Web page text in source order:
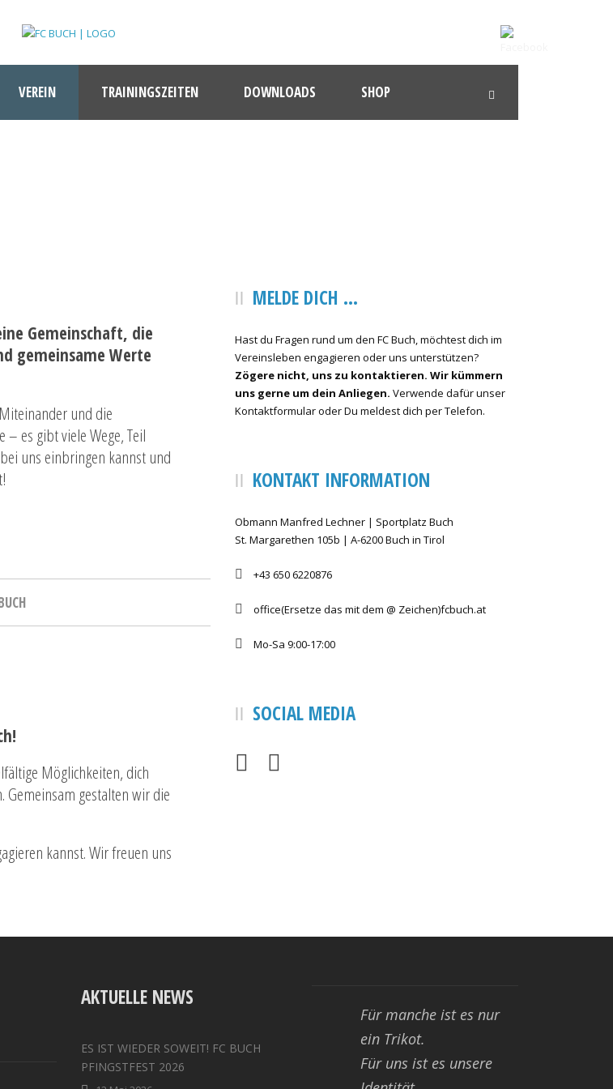
VEREIN TRAININGSZEITEN DOWNLOADS SHOP
Gemeinschaft, die
gemeinsame Werte
und die
es gibt viele Wege, Teil
uns einbringen kannst und
Möglichkeiten, dich
Gemeinsam gestalten wir die
kannst. Wir freuen uns
MELDE DICH …
Hast du Fragen rund um den FC Buch, möchtest dich im
Vereinsleben engagieren oder uns unterstützen?
Zögere nicht, uns zu kontaktieren. Wir kümmern
uns gerne um dein Anliegen. Verwende dafür unser
Kontaktformular oder Du meldest dich per Telefon.
KONTAKT INFORMATION
Obmann Manfred Lechner | Sportplatz Buch
St. Margarethen 105b | A-6200 Buch in Tirol
+43 650 6220876
office(Ersetze das mit dem @ Zeichen)fcbuch.at
Mo-Sa 9:00-17:00
SOCIAL MEDIA
AKTUELLE NEWS
ES IST WIEDER SOWEIT! FC BUCH
PFINGSTFEST 2026
Für manche ist es nur
ein Trikot.
Für uns ist es unsere